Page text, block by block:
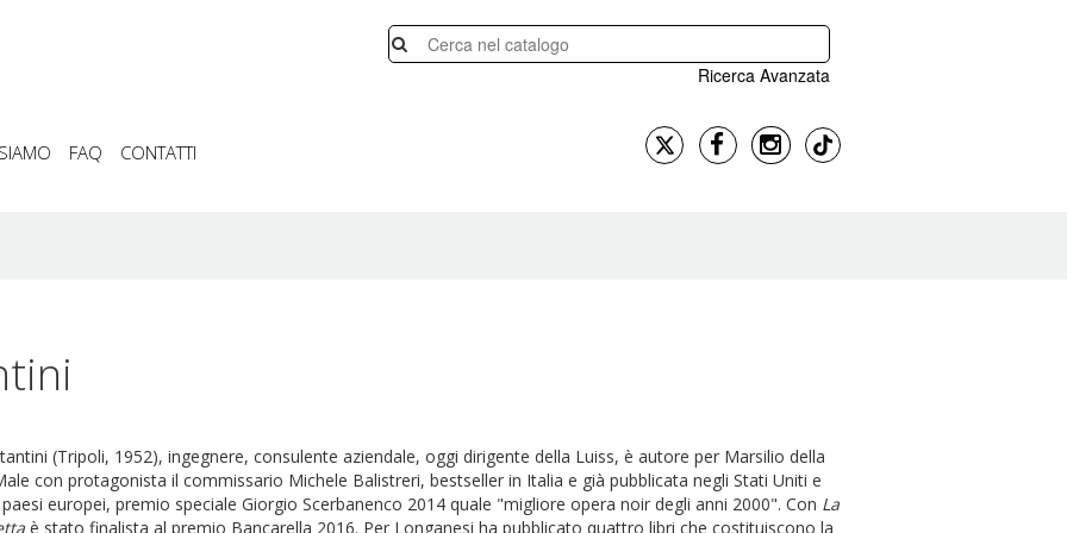
Ricerca Avanzata
FAQ CONTATTI
(Tripoli, 1952), ingegnere, consulente aziendale, oggi dirigente della Luiss, è autore per Marsilio della
con protagonista il commissario Michele Balistreri, bestseller in Italia e già pubblicata negli Stati Uniti e
europei, premio speciale Giorgio Scerbanenco 2014 quale "migliore opera noir degli anni 2000". Con La
è stato finalista al premio Bancarella 2016. Per Longanesi ha pubblicato quattro libri che costituiscono la